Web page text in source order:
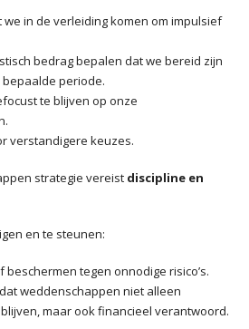
in de verleiding komen om impulsief
bedrag bepalen dat we bereid zijn
periode.
te blijven op onze
verstandigere keuzes.
strategie vereist discipline en
en te steunen:
tegen onnodige risico’s.
weddenschappen niet alleen
maar ook financieel verantwoord.